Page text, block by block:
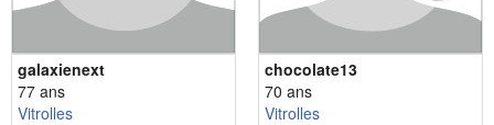
galaxienext
77 ans
Vitrolles
chocolate13
70 ans
Vitrolles